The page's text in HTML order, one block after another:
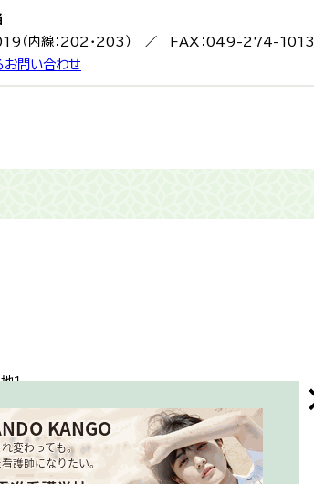
（内線：202・203） ／ FAX：049-274-1013
お問い合わせ
１
末年始はお休み）
三芳町ホームページ